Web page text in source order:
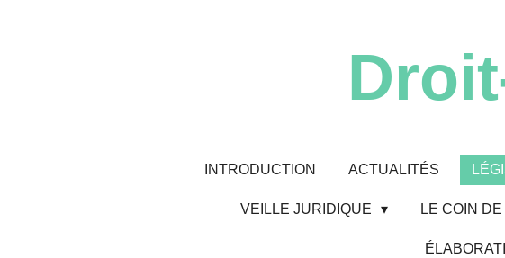
INTRODUCTION ACTUALITÉS
VEILLE JURIDIQUE LE COIN